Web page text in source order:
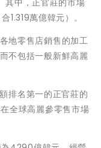
1.319萬億韓元）。
地零售店銷售的加工
不包括一般新鮮高麗
排名第一的正官莊的
全球高麗參零售市場